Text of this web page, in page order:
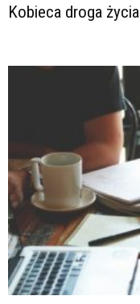
Kobieca droga życia